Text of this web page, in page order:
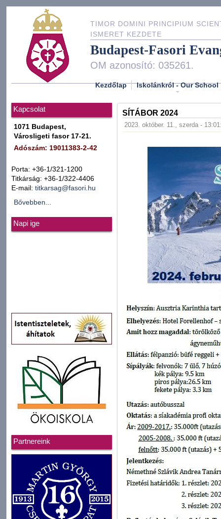
TIMOR DOMINI PRINCIPIUM
ISMERET KEZDETE
Budapest-Fasori
OM azonosító: 035261.
Kezdőlap Iskolánkról - Our School
Kapcsolat
1071 Budapest,
Városligeti fasor 17-21.
Adószám: 19011383-2-42
Porta: +36-1/321-1200
Titkárság: +36-1/322-4406
E-mail: titkarsag@fasori.hu
Bővebben...
Napi ige
Partnereink
SÍTÁBOR 2024
2023. október. 11., szerda -